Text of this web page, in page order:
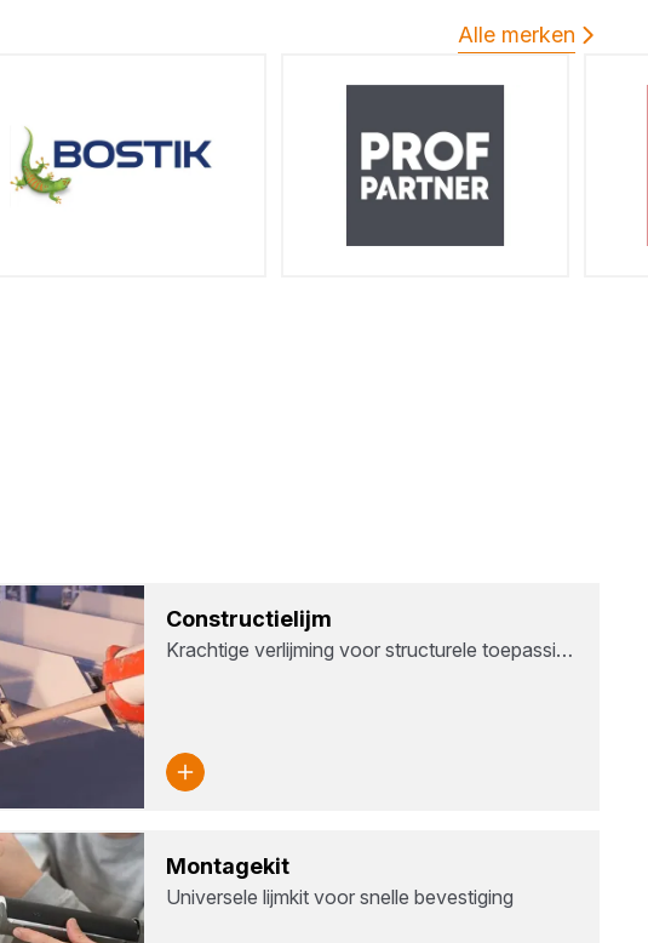
Alle merken
Con­struc­tie­lijm
Krachtige verlijming voor structurele toepassi…
Mon­ta­ge­kit
Universele lijmkit voor snelle bevestiging